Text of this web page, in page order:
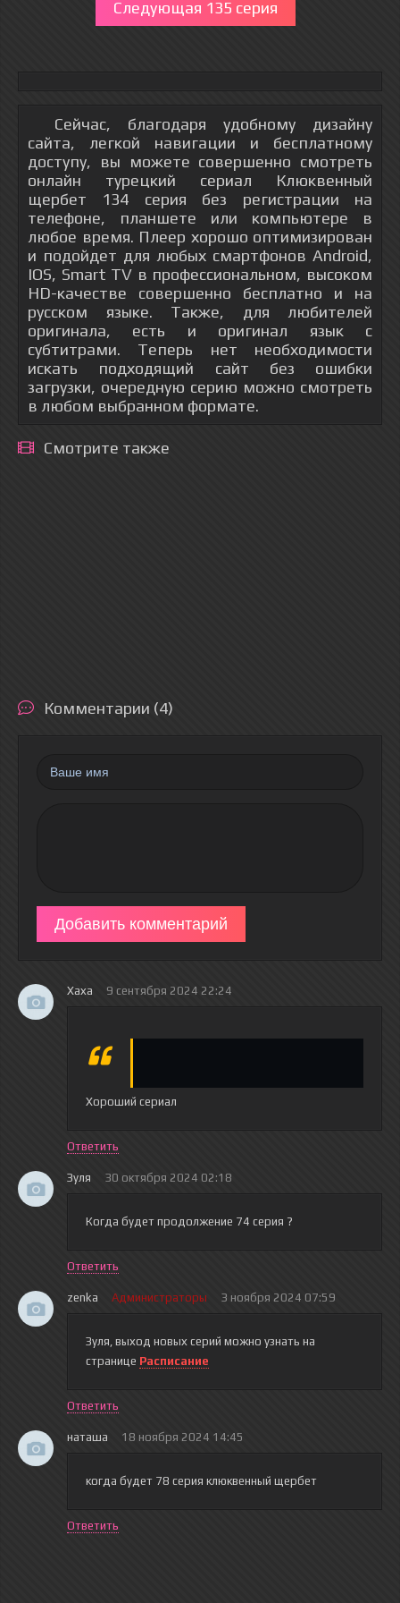
Следующая 135 серия
Сейчас, благодаря удобному дизайну
сайта, легкой навигации и бесплатному
доступу, вы можете совершенно смотреть
онлайн турецкий сериал Клюквенный
щербет 134 серия без регистрации на
телефоне, планшете или компьютере в
любое время. Плеер хорошо оптимизирован
и подойдет для любых смартфонов Android,
IOS, Smart TV в профессиональном, высоком
HD-качестве совершенно бесплатно и на
русском языке. Также, для любителей
оригинала, есть и оригинал язык с
субтитрами. Теперь нет необходимости
искать подходящий сайт без ошибки
загрузки, очередную серию можно смотреть
в любом выбранном формате.
Смотрите также
Комментарии (4)
Добавить комментарий
Хаха 9 сентября 2024 22:24
Хороший сериал
Ответить
Зуля 30 октября 2024 02:18
Когда будет продолжение 74 серия ?
Ответить
zenka Администраторы 3 ноября 2024 07:59
Зуля, выход новых серий можно узнать на
странице Расписание
Ответить
наташа 18 ноября 2024 14:45
когда будет 78 серия клюквенный щербет
Ответить